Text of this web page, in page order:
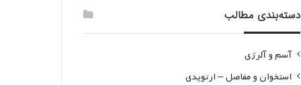
دسته‌بندی مطالب
آسم و آلرژی
استخوان و مفاصل – ارتوپدی